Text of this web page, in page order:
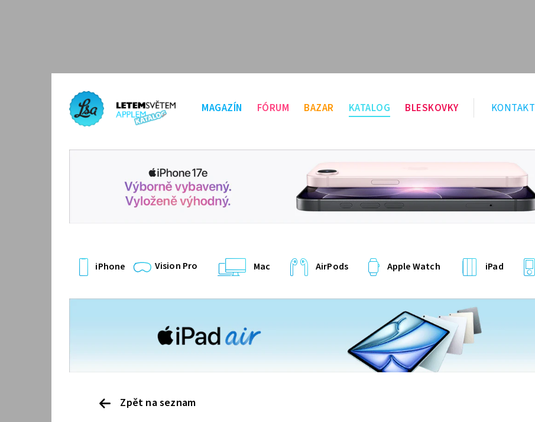
MAGAZÍN FÓRUM BAZAR KATALOG BLESKOVKY KONTAKT
iPhone Vision Pro Mac AirPods Apple Watch iPad
Zpět na seznam